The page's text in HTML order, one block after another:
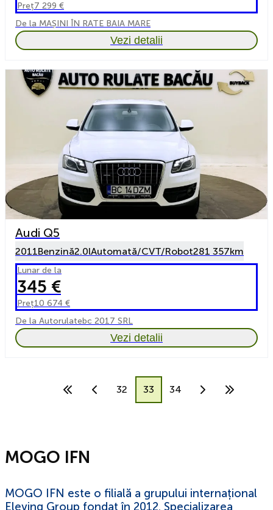
Preț7 299 €
De la MAȘINI ÎN RATE BAIA MARE
Vezi detalii
Audi Q5
2011Benzină2.0lAutomată/CVT/Robot281 357km
Lunar de la
345 €
Preț10 674 €
De la Autorulatebc 2017 SRL
Vezi detalii
32 33 34
MOGO IFN
MOGO IFN este o filială a grupului internațional
Eleving Group fondat în 2012. Specializarea